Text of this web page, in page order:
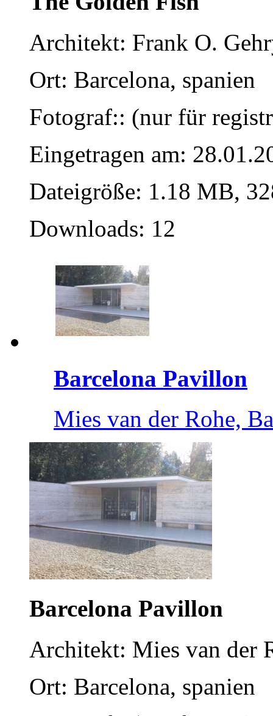
Architekt: Frank O.
Ort: Barcelona, spanien
Fotograf:: (nur für
Eingetragen am:
Dateigröße: 1.18 MB,
Downloads: 12
Barcelona Pavillon
Mies van der Rohe,
Barcelona Pavillon
Architekt: Mies van der
Ort: Barcelona, spanien